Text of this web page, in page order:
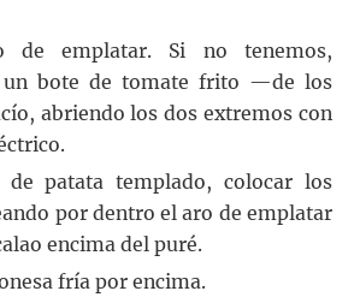
de emplatar. Si no tenemos,
un bote de tomate frito —de los
abriendo los dos extremos con
patata templado, colocar los
por dentro el aro de emplatar
encima del puré.
fría por encima.